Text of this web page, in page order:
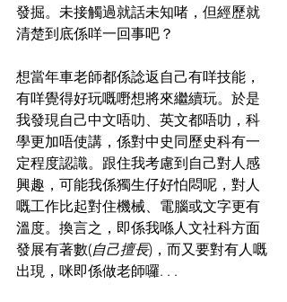
發掘。未接觸過就話未知啫，但經歷就
清楚到底係咩一回事吧？
想當年車老師都係諗返自己有咩技能，
有咩覺得好玩嘅嘢想將來繼續玩。於是
我發現自己中文唔叻、英文都唔叻，科
學更加唔使講，係對中史同歷史科有一
定程度認識。跟住我考慮到自己對人感
興趣，可能我係獨生仔好怕悶呢，對人
嘅工作比起對住機械、電腦或文字更有
溫度。換言之，即係我喺人文社科方面
發展有著數(自己擅長)，而又要對有人嘅
出現，咪即係做老師囉. . .